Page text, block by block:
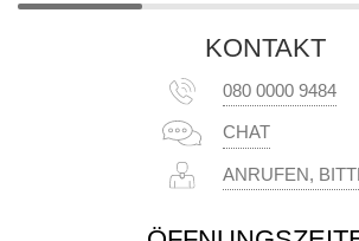
KONTAKT
080 0000 9484
CHAT
ANRUFEN,